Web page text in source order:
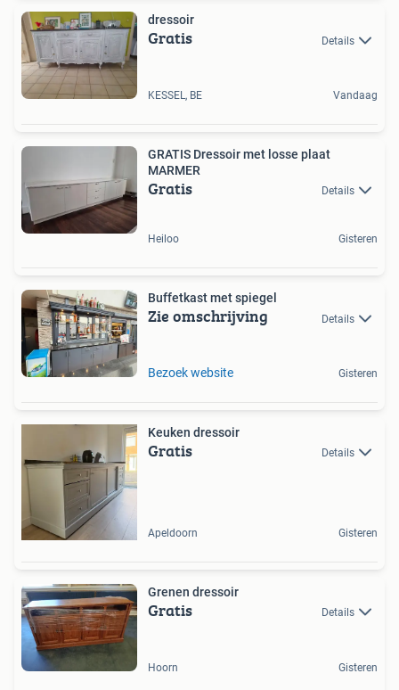
dressoir
Gratis Details
KESSEL, BE Vandaag
GRATIS Dressoir met losse plaat
MARMER
Gratis Details
Heiloo Gisteren
Buffetkast met spiegel
Zie omschrijving Details
Bezoek website Gisteren
Keuken dressoir
Gratis Details
Apeldoorn Gisteren
Grenen dressoir
Gratis Details
Hoorn Gisteren